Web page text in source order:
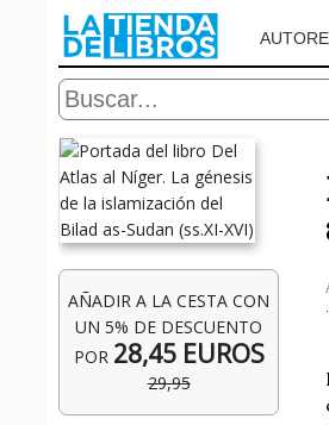
AÑADIR A LA CESTA CON
UN 5% DE DESCUENTO
POR 28,45 EUROS
29,95